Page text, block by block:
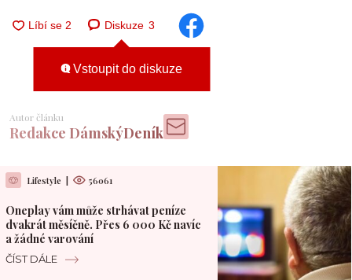
Diskuze 3
Vstoupit do diskuze
Autor článku
Redakce DámskýDeník
Lifestyle | 56061
Oneplay vám může strhávat peníze
dvakrát měsíčně. Přes 6 000 Kč navíc
a žádné varování
ČÍST DÁLE